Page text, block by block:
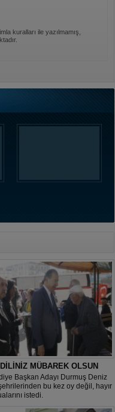
kuralları ile yazılmamış,
MÜBAREK OLSUN
Başkan Adayı Durmuş Deniz
bu kez oy değil, hayır
istedi.